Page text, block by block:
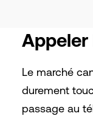
Appeler
Le marché
durement
passage au